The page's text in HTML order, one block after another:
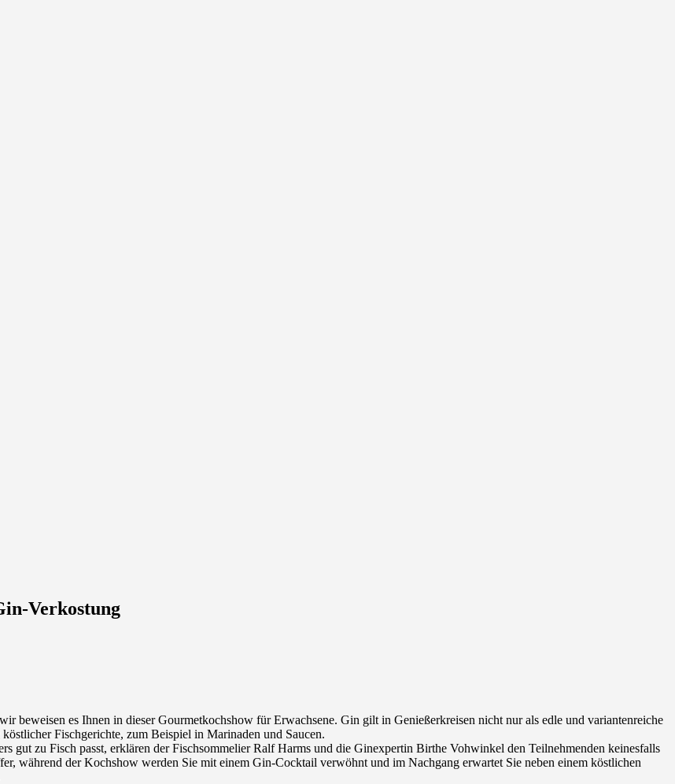
Verkostung
beweisen es Ihnen in dieser Gourmetkochshow für Erwachsene. Gin gilt in Genießerkreisen nicht nur als edle und variantenreiche
Fischgerichte, zum Beispiel in Marinaden und Saucen.
gut zu Fisch passt, erklären der Fischsommelier Ralf Harms und die Ginexpertin Birthe Vohwinkel den Teilnehmenden keinesfalls
während der Kochshow werden Sie mit einem Gin-Cocktail verwöhnt und im Nachgang erwartet Sie neben einem köstlichen